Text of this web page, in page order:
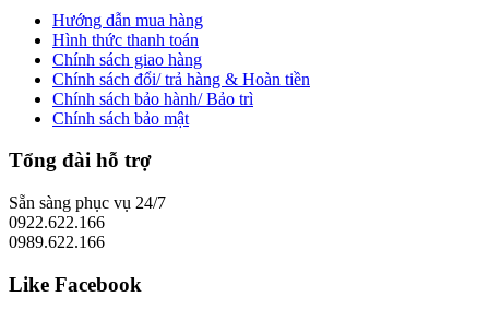
Hướng dẫn mua hàng
Hình thức thanh toán
Chính sách giao hàng
Chính sách đổi/ trả hàng & Hoàn tiền
Chính sách bảo hành/ Bảo trì
Chính sách bảo mật
Tổng đài hỗ trợ
Sẵn sàng phục vụ 24/7
0922.622.166
0989.622.166
Like Facebook